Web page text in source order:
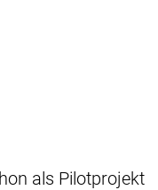
als Pilotprojekt